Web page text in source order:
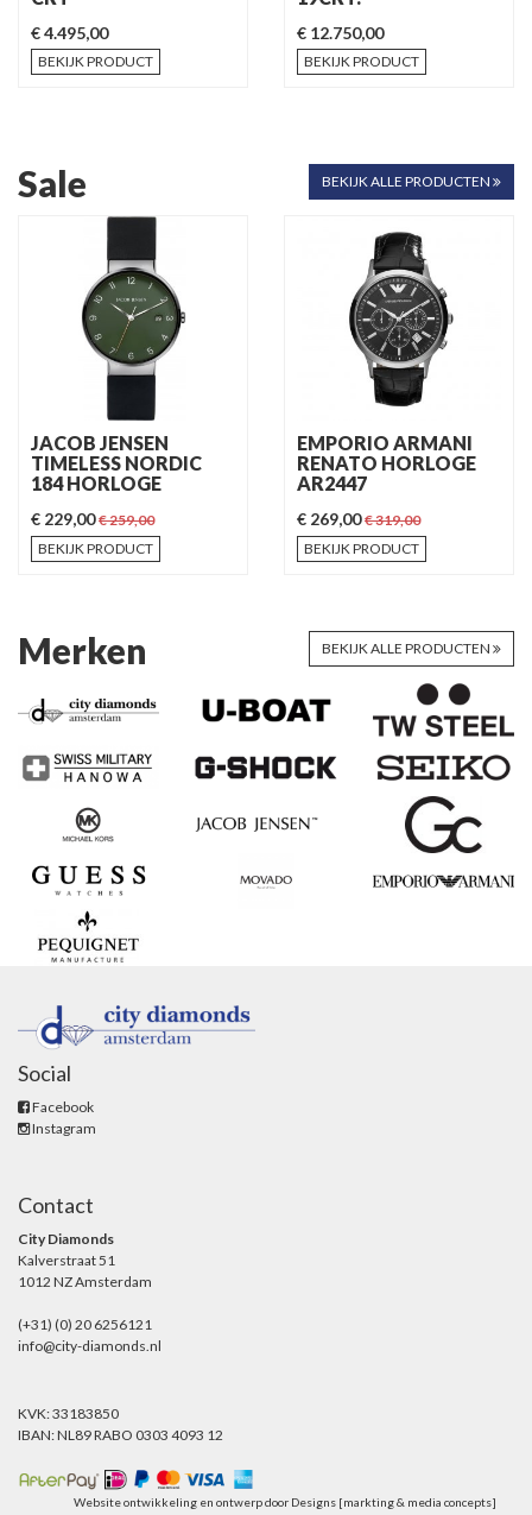
€ 4.495,00
BEKIJK PRODUCT
€ 12.750,00
BEKIJK PRODUCT
BEKIJK ALLE PRODUCTEN
Sale
JACOB JENSEN
TIMELESS NORDIC
184 HORLOGE
€ 229,00€ 259,00
BEKIJK PRODUCT
EMPORIO ARMANI
RENATO HORLOGE
AR2447
€ 269,00€ 319,00
BEKIJK PRODUCT
BEKIJK ALLE PRODUCTEN
Merken
Social
Facebook
Instagram
Contact
City Diamonds
Kalverstraat 51
1012 NZ Amsterdam
(+31) (0) 20 6256121
info@city-diamonds.nl
KVK: 33183850
IBAN: NL89 RABO 0303 4093 12
Website ontwikkeling en ontwerp door Designs [markting & media concepts]